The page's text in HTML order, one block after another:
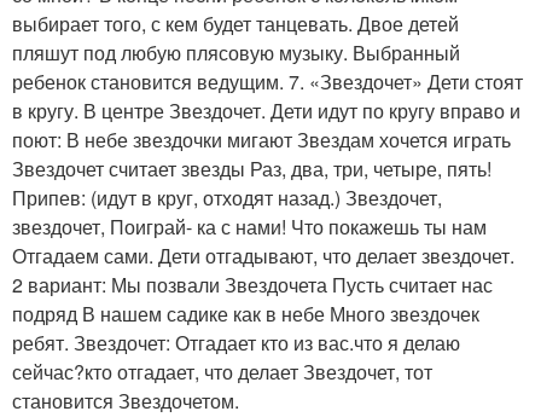
выбирает того, с кем будет танцевать. Двое детей
пляшут под любую плясовую музыку. Выбранный
ребенок становится ведущим. 7. «Звездочет» Дети стоят
в кругу. В центре Звездочет. Дети идут по кругу вправо и
поют: В небе звездочки мигают Звездам хочется играть
Звездочет считает звезды Раз, два, три, четыре, пять!
Припев: (идут в круг, отходят назад.) Звездочет,
звездочет, Поиграй- ка с нами! Что покажешь ты нам
Отгадаем сами. Дети отгадывают, что делает звездочет.
2 вариант: Мы позвали Звездочета Пусть считает нас
подряд В нашем садике как в небе Много звездочек
ребят. Звездочет: Отгадает кто из вас.что я делаю
сейчас?кто отгадает, что делает Звездочет, тот
становится Звездочетом.